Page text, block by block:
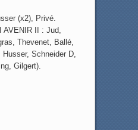
(x2), Privé.
AVENIR II : Jud,
Thevenet, Ballé,
Husser, Schneider D,
Gilgert).